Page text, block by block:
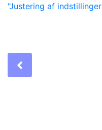
Justering af indstillinger